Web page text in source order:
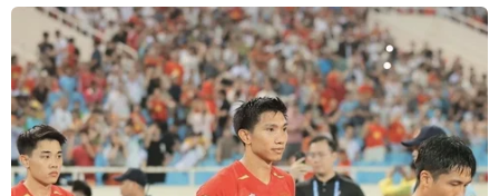
vụ cháy chợ Biên Hòa
06/08/2026 04:37
Pháp mở các điểm tắm sông
phục vụ người dân trong mùa Hè
nắng nóng